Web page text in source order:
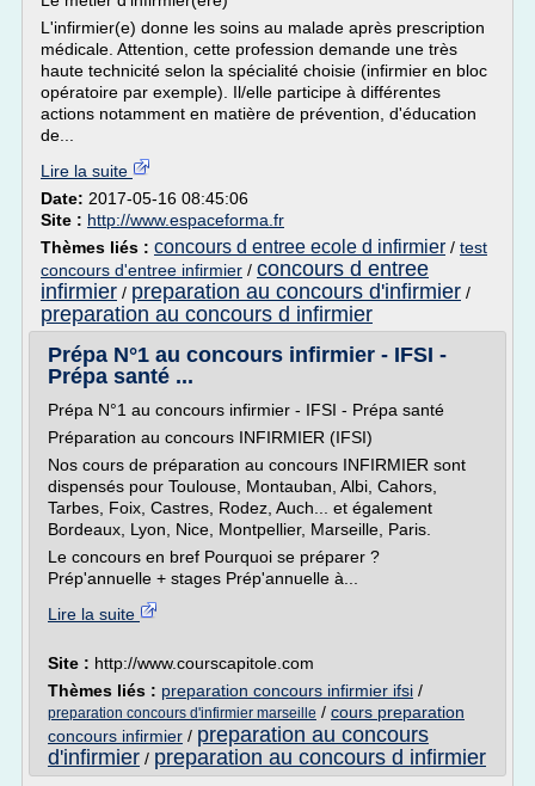
L'infirmier(e) donne les soins au malade après prescription
médicale. Attention, cette profession demande une très
haute technicité selon la spécialité choisie (infirmier en bloc
opératoire par exemple). Il/elle participe à différentes
actions notamment en matière de prévention, d'éducation
de...
Lire la suite
Date: 2017-05-16 08:45:06
Site : http://www.espaceforma.fr
Thèmes liés : concours d entree ecole d infirmier / test
concours d'entree infirmier / concours d entree
infirmier / preparation au concours d'infirmier /
preparation au concours d infirmier
Prépa N°1 au concours infirmier - IFSI -
Prépa santé ...
Prépa N°1 au concours infirmier - IFSI - Prépa santé
Préparation au concours INFIRMIER (IFSI)
Nos cours de préparation au concours INFIRMIER sont
dispensés pour Toulouse, Montauban, Albi, Cahors,
Tarbes, Foix, Castres, Rodez, Auch... et également
Bordeaux, Lyon, Nice, Montpellier, Marseille, Paris.
Le concours en bref Pourquoi se préparer ?
Prép'annuelle + stages Prép'annuelle à...
Lire la suite
Site : http://www.courscapitole.com
Thèmes liés : preparation concours infirmier ifsi /
preparation concours d'infirmier marseille / cours preparation
concours infirmier / preparation au concours
d'infirmier / preparation au concours d infirmier